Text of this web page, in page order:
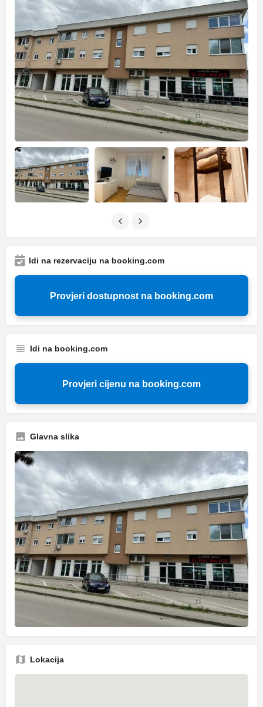
Idi na rezervaciju na booking.com
Provjeri dostupnost na booking.com
Idi na booking.com
Provjeri cijenu na booking.com
Glavna slika
Lokacija